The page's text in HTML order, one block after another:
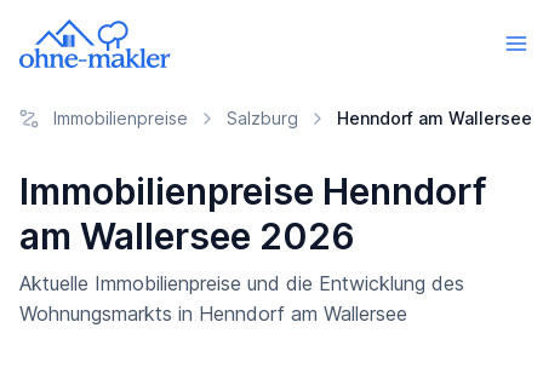
Immobilienpreise Salzburg Henndorf am Wallersee
Immobilienpreise Henndorf
am Wallersee 2026
Aktuelle Immobilienpreise und die Entwicklung des
Wohnungsmarkts in Henndorf am Wallersee